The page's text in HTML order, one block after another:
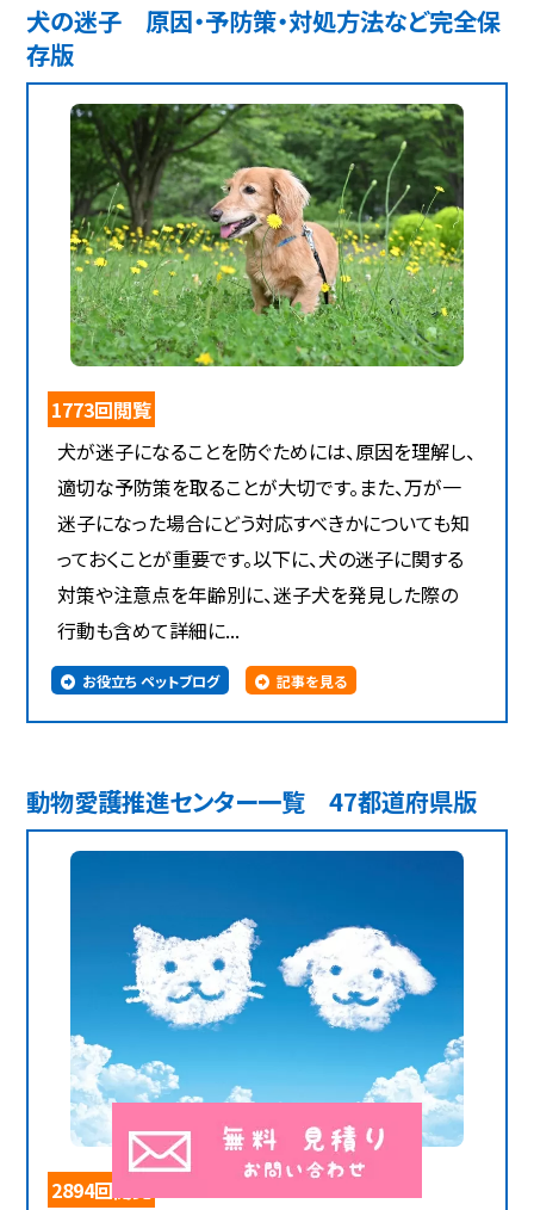
犬の迷子 原因・予防策・対処方法など完全保
存版
1773回閲覧
犬が迷子になることを防ぐためには、原因を理解し、
適切な予防策を取ることが大切です。また、万が一
迷子になった場合にどう対応すべきかについても知
っておくことが重要です。以下に、犬の迷子に関する
対策や注意点を年齢別に、迷子犬を発見した際の
行動も含めて詳細に...
お役立ち ペットブログ 記事を見る
動物愛護推進センター一覧 47都道府県版
2894回閲覧